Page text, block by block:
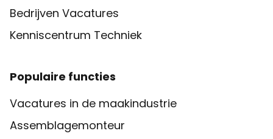
Bedrijven Vacatures
Kenniscentrum Techniek
Populaire functies
Vacatures in de maakindustrie
Assemblagemonteur